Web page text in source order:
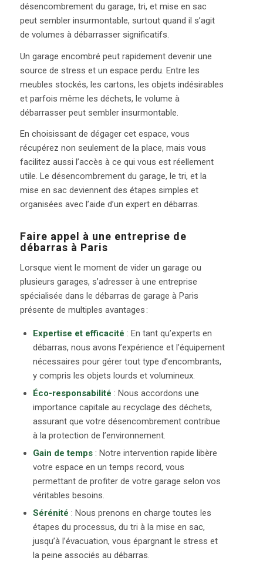
désencombrement du garage, tri, et mise en sac
peut sembler insurmontable, surtout quand il s’agit
de volumes à débarrasser significatifs.
Un garage encombré peut rapidement devenir une
source de stress et un espace perdu. Entre les
meubles stockés, les cartons, les objets indésirables
et parfois même les déchets, le volume à
débarrasser peut sembler insurmontable.
En choisissant de dégager cet espace, vous
récupérez non seulement de la place, mais vous
facilitez aussi l’accès à ce qui vous est réellement
utile. Le désencombrement du garage, le tri, et la
mise en sac deviennent des étapes simples et
organisées avec l’aide d’un expert en débarras.
Faire appel à une entreprise de
débarras à Paris
Lorsque vient le moment de vider un garage ou
plusieurs garages, s’adresser à une entreprise
spécialisée dans le débarras de garage à Paris
présente de multiples avantages :
Expertise et efficacité : En tant qu’experts en
débarras, nous avons l’expérience et l’équipement
nécessaires pour gérer tout type d’encombrants,
y compris les objets lourds et volumineux.
Éco-responsabilité : Nous accordons une
importance capitale au recyclage des déchets,
assurant que votre désencombrement contribue
à la protection de l’environnement.
Gain de temps: Notre intervention rapide libère
votre espace en un temps record, vous
permettant de profiter de votre garage selon vos
véritables besoins.
Sérénité : Nous prenons en charge toutes les
étapes du processus, du tri à la mise en sac,
jusqu’à l’évacuation, vous épargnant le stress et
la peine associés au débarras.